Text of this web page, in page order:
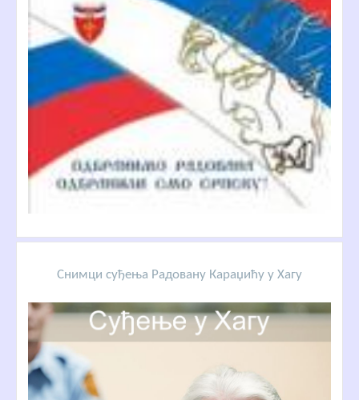
Снимци суђења Радовану Караџићу у Хагу